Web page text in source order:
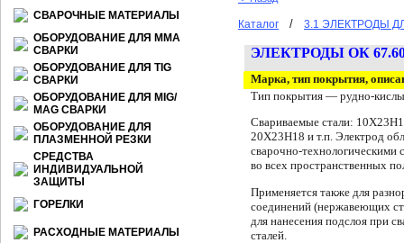
СВАРОЧНЫЕ МАТЕРИАЛЫ
ОБОРУДОВАНИЕ ДЛЯ ММА
СВАРКИ
ОБОРУДОВАНИЕ ДЛЯ TIG
СВАРКИ
ОБОРУДОВАНИЕ ДЛЯ МIG/
МАG СВАРКИ
ОБОРУДОВАНИЕ ДЛЯ
ПЛАЗМЕННОЙ РЕЗКИ
СРЕДСТВА
ИНДИВИДУАЛЬНОЙ
ЗАЩИТЫ
ГОРЕЛКИ
РАСХОДНЫЕ МАТЕРИАЛЫ
Каталог / 3.1 ЭЛЕКТРОДЫ
ЭЛЕКТРОДЫ ОК
Марка, тип покрытия,
Тип покрытия — рудно-
Свариваемые cтали:
20Х23Н18 и т.п. Электрод
сварочно-технологическими
во всех пространственных
Применяется также для
соединений (нержавеющих
для нанесения подслоя при
сталей.